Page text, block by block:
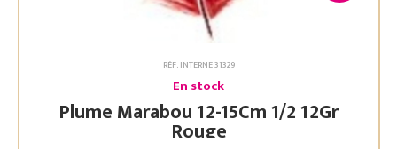
RÉF. INTERNE 31329
En stock
Plume Marabou 12-15Cm 1/2 12Gr
Rouge